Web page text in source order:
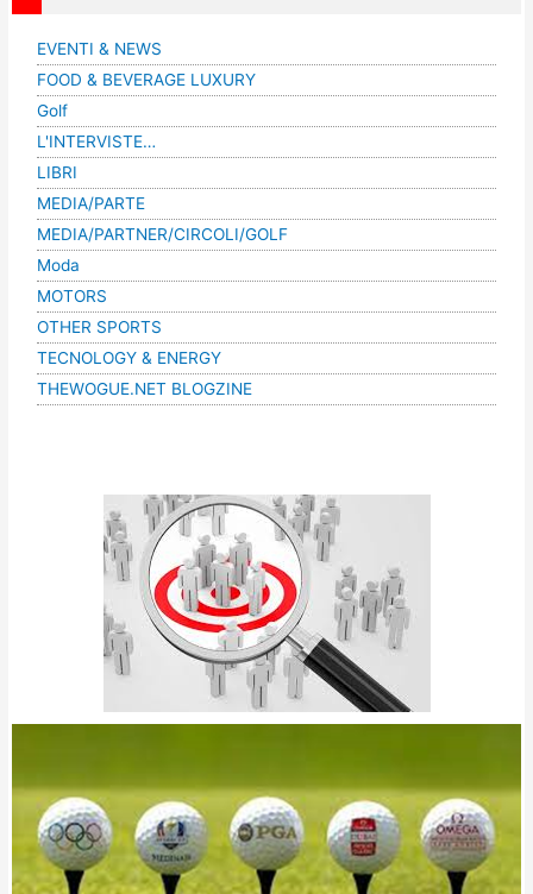
EVENTI & NEWS
FOOD & BEVERAGE LUXURY
Golf
L'INTERVISTE…
LIBRI
MEDIA/PARTE
MEDIA/PARTNER/CIRCOLI/GOLF
Moda
MOTORS
OTHER SPORTS
TECNOLOGY & ENERGY
THEWOGUE.NET BLOGZINE